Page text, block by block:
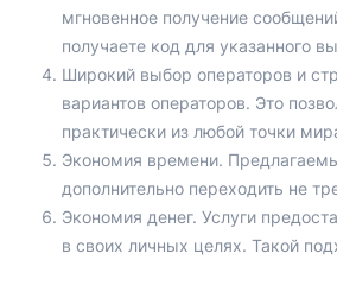
мгновенное получение
получаете код для указанного
Широкий выбор операторов и
вариантов операторов. Это
практически из любой точки
Экономия времени.
дополнительно переходить не
Экономия денег. Услуги
в своих личных целях. Такой